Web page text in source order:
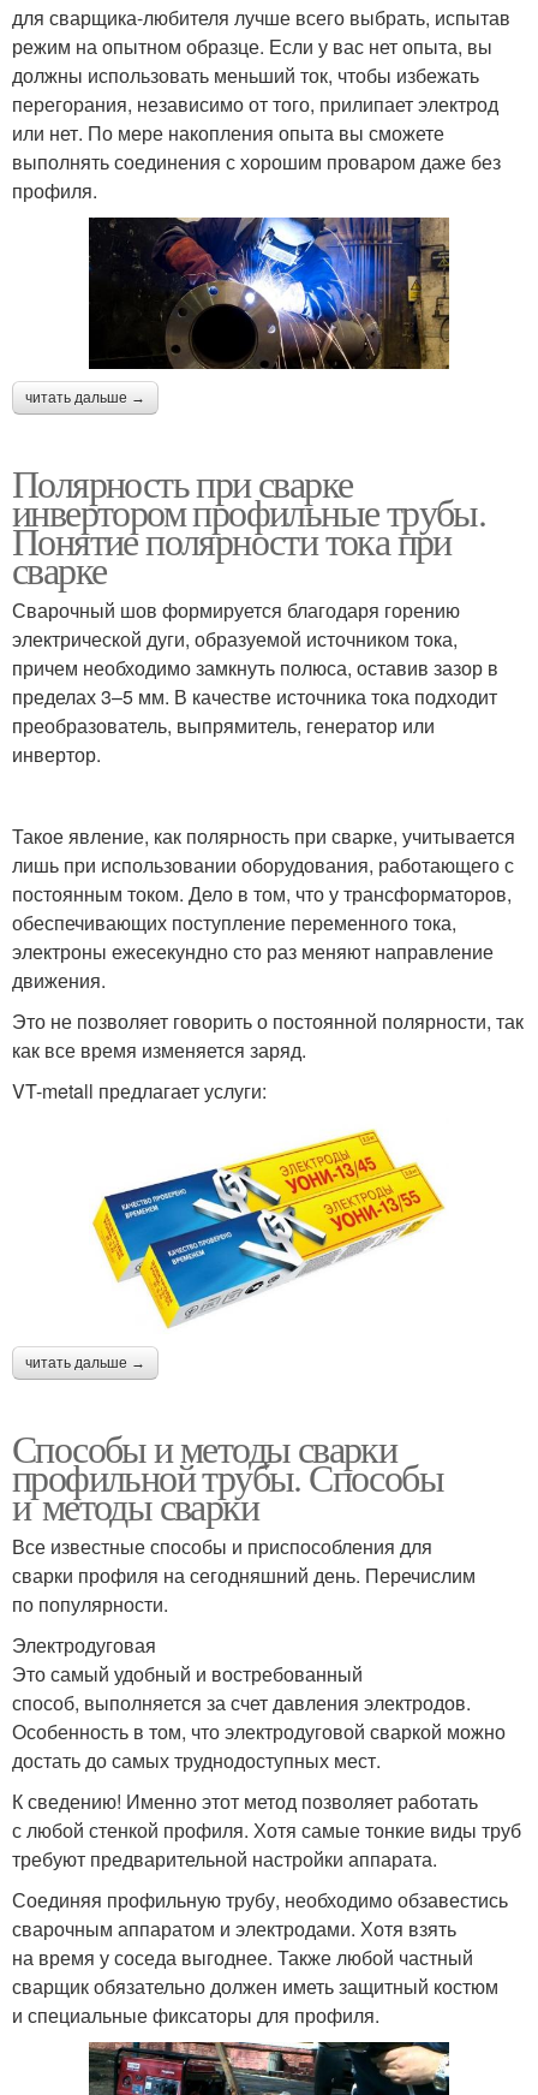
для сварщика-любителя лучше всего выбрать, испытав
режим на опытном образце. Если у вас нет опыта, вы
должны использовать меньший ток, чтобы избежать
перегорания, независимо от того, прилипает электрод
или нет. По мере накопления опыта вы сможете
выполнять соединения с хорошим проваром даже без
профиля.
читать дальше →
Полярность при сварке
инвертором профильные трубы.
Понятие полярности тока при
сварке
Сварочный шов формируется благодаря горению
электрической дуги, образуемой источником тока,
причем необходимо замкнуть полюса, оставив зазор в
пределах 3–5 мм. В качестве источника тока подходит
преобразователь, выпрямитель, генератор или
инвертор.
Такое явление, как полярность при сварке, учитывается
лишь при использовании оборудования, работающего с
постоянным током. Дело в том, что у трансформаторов,
обеспечивающих поступление переменного тока,
электроны ежесекундно сто раз меняют направление
движения.
Это не позволяет говорить о постоянной полярности, так
как все время изменяется заряд.
VT-metall предлагает услуги:
читать дальше →
Способы и методы сварки
профильной трубы. Способы
и методы сварки
Все известные способы и приспособления для
сварки профиля на сегодняшний день. Перечислим
по популярности.
Электродуговая
Это самый удобный и востребованный
способ, выполняется за счет давления электродов.
Особенность в том, что электродуговой сваркой можно
достать до самых труднодоступных мест.
К сведению! Именно этот метод позволяет работать
с любой стенкой профиля. Хотя самые тонкие виды труб
требуют предварительной настройки аппарата.
Соединяя профильную трубу, необходимо обзавестись
сварочным аппаратом и электродами. Хотя взять
на время у соседа выгоднее. Также любой частный
сварщик обязательно должен иметь защитный костюм
и специальные фиксаторы для профиля.